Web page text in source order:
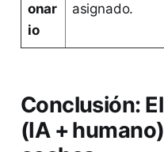
onar
io
asignado.
Conclusión:
(IA +